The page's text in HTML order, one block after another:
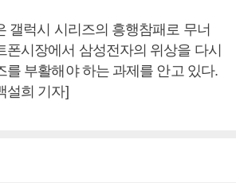
갤럭시 시리즈의 흥행참패로 무너
폰시장에서 삼성전자의 위상을 다시
를 부활해야 하는 과제를 안고 있다.
설희 기자]